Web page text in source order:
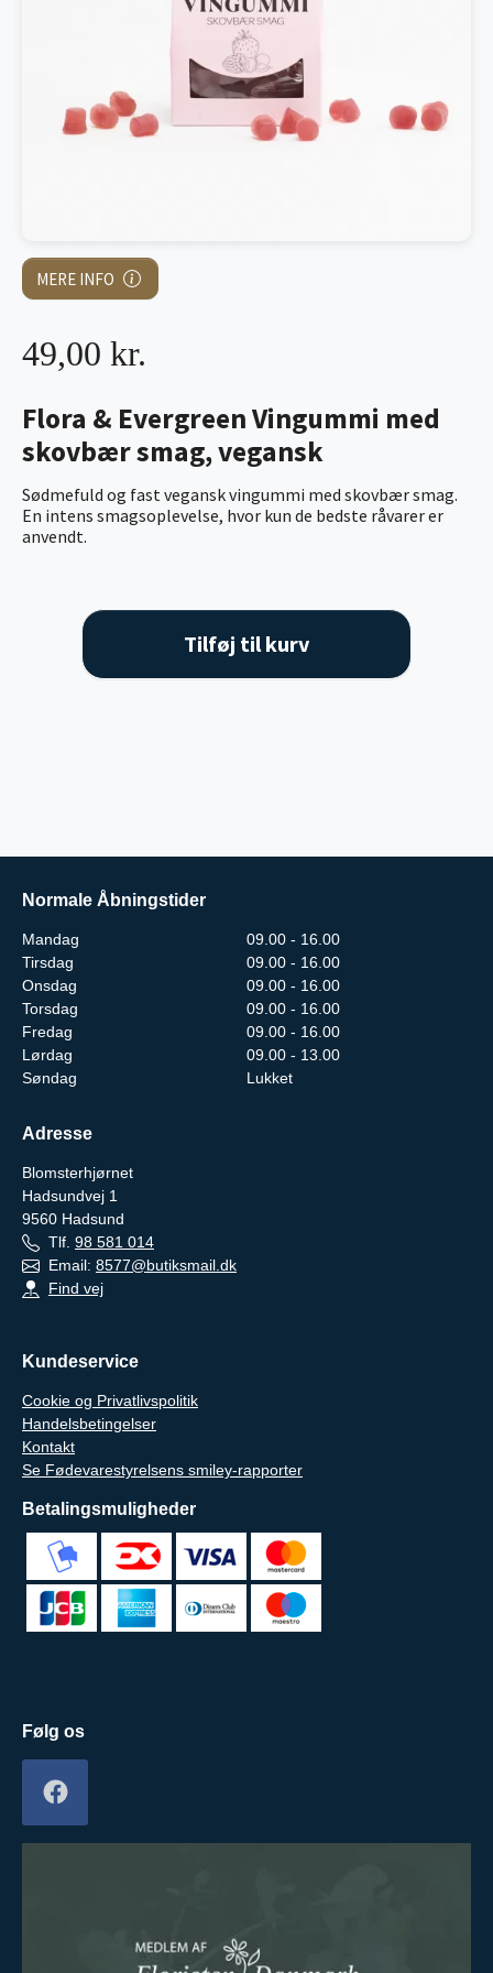
MERE INFO
Flora & Evergreen Vingummi med
skovbær smag, vegansk
Sødmefuld og fast vegansk vingummi med skovbær smag.
En intens smagsoplevelse, hvor kun de bedste råvarer er
anvendt.
49,00 kr.
Tilføj til kurv
Normale Åbningstider
Mandag
09.00 - 16.00
Tirsdag
09.00 - 16.00
Onsdag
09.00 - 16.00
Torsdag
09.00 - 16.00
Fredag
09.00 - 16.00
Lørdag
09.00 - 13.00
Søndag
Lukket
Adresse
Blomsterhjørnet
Hadsundvej 1
9560 Hadsund
Tlf. 98 581 014
Email: 8577@butiksmail.dk
Find vej
Kundeservice
Cookie og Privatlivspolitik
Handelsbetingelser
Kontakt
Se Fødevarestyrelsens smiley-rapporter
Betalingsmuligheder
Følg os